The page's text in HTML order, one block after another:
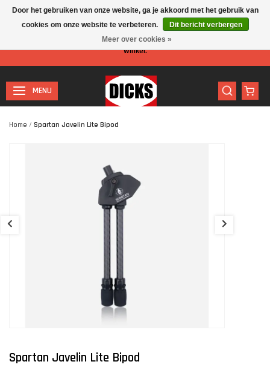
Let op: I.v.m. de zomervakantie is er minder personeel aanwezig in de
winkel.
MENU
Home / Spartan Javelin Lite Bipod
Spartan Javelin Lite Bipod
Door het gebruiken van onze website, ga je akkoord met het gebruik van
cookies om onze website te verbeteren.
Dit bericht verbergen
Meer over cookies »